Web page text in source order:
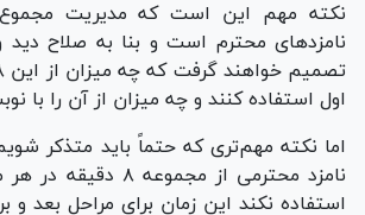
نامزد‌های محترم است و بنا به صلاح
اول استفاده کنند و چه میزان از آن را با
اما نکته مهم‌تری که حتماً باید متذکر
نامزد محترمی از
استفاده نکند این زمان برای مراحل بعد و